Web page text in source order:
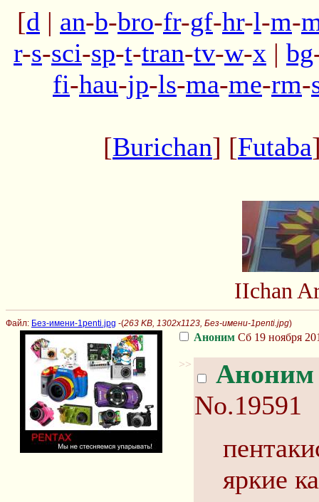
[d | an-b-bro-fr-gf-hr-l-m-
r-s-sci-sp-t-tran-tv-w-x | bg
fi-hau-jp-ls-ma-me-rm-
[Burichan] [Futaba
IIchan
Файл: Без-имени-1penti.jpg -(263 KB, 1302x1123, Без-имени-1penti.jpg)
Аноним Сб 19 ноября
>> Аноним
No.19591
яркие